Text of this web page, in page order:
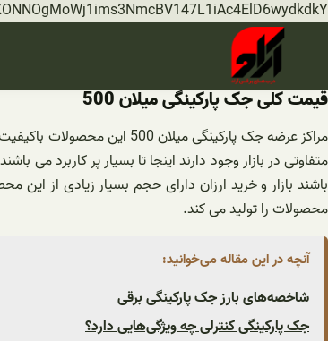
قیمت کلی جک پارکینگی میلان 500
مراکز عرضه جک پارکینگی
متفاوتی در بازار وجود دارند اینجا تا بسیار پر کاربرد می
باشند بازار و خرید ارزان دارای حجم بسیار زیادی از
محصولات را تولید می کند.
آنچه در این مقاله می‌خوانید:
شاخصه‌های بارز جک پارکینگی برقی
جک پارکینگی کنترلی چه ویژگی‌هایی دارد؟